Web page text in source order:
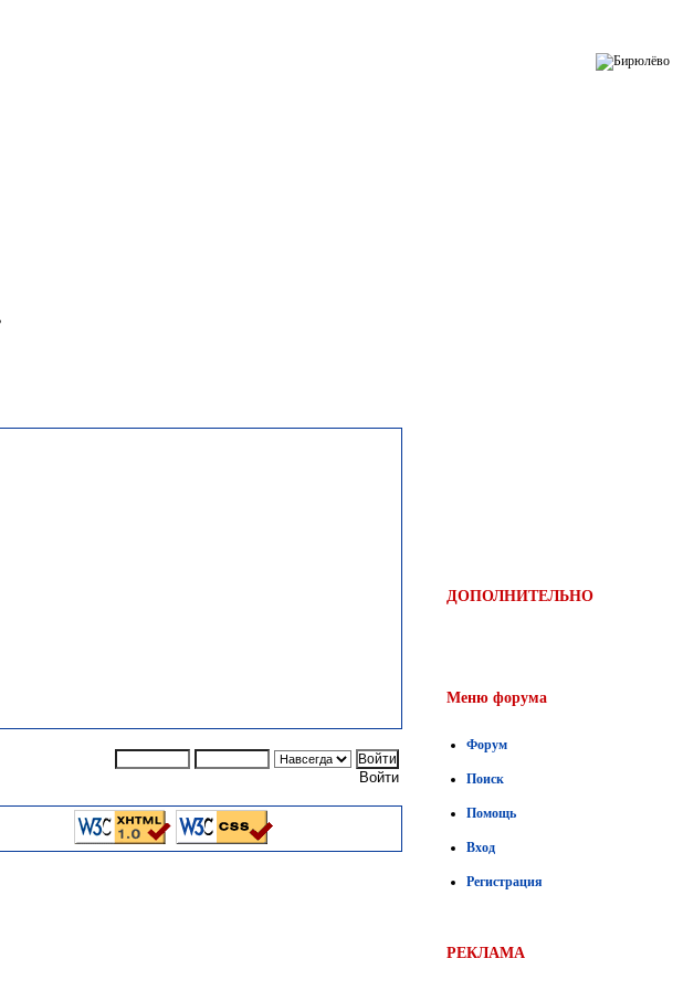
Войти
ДОПОЛНИТЕЛЬНО
Меню форума
Форум
Поиск
Помощь
Вход
Регистрация
РЕКЛАМА